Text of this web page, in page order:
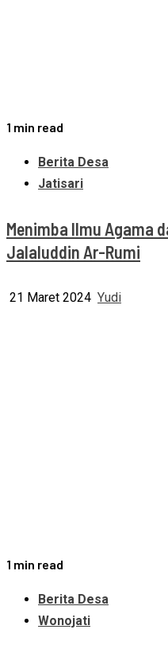
1 min read
Berita Desa
Jatisari
Menimba Ilmu Agama
Jalaluddin Ar-Rumi
21 Maret 2024 Yudi
1 min read
Berita Desa
Wonojati